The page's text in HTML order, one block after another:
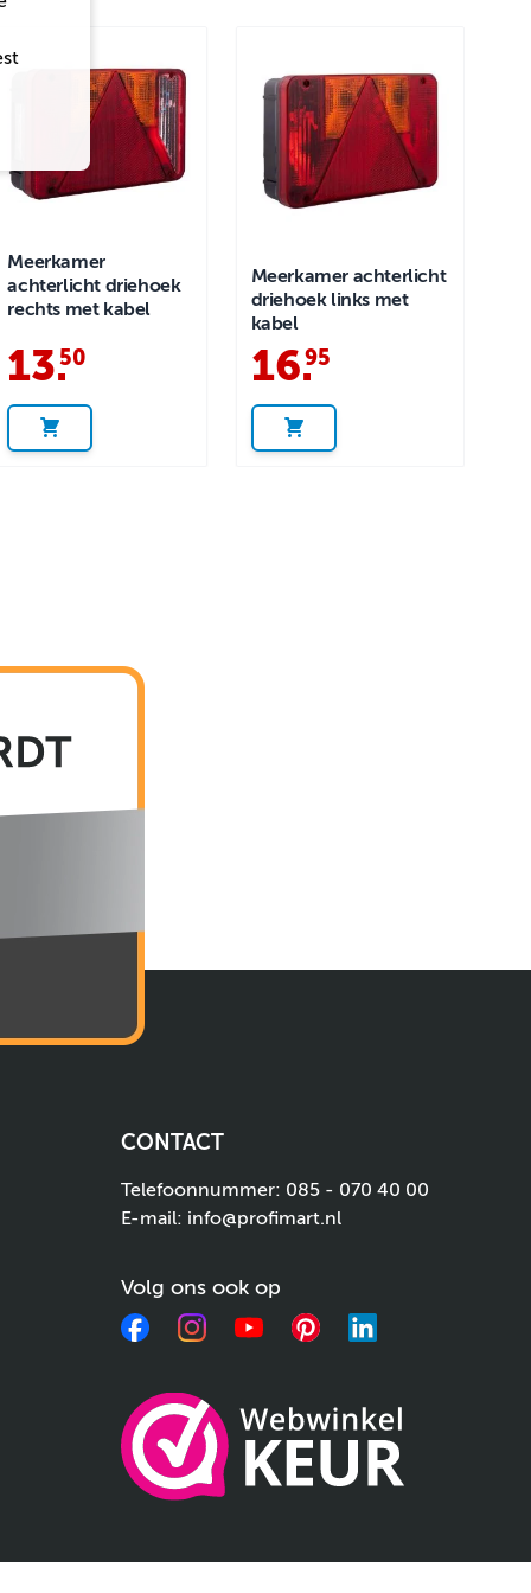
Meerkamer
achterlicht driehoek
rechts met kabel
13.
50
Meerkamer achterlicht
driehoek links met
kabel
16.
95
CONTACT
Telefoonnummer: 085 - 070 40 00
E-mail: info@profimart.nl
Volg ons ook op
FacebookInstagramYouTubePinterestLinkedIn